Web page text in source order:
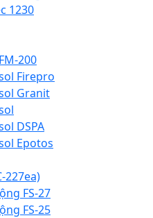
1230
200
Firepro
Granit
DSPA
Epotos
227ea)
FS-27
FS-25